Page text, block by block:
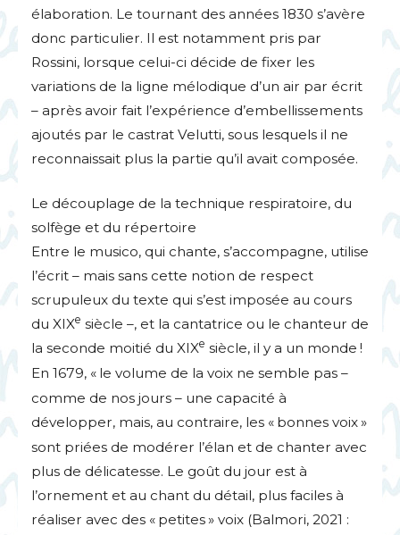
élaboration. Le tournant des années 1830 s’avère
donc particulier. Il est notamment pris par
Rossini, lorsque celui-ci décide de fixer les
variations de la ligne mélodique d’un air par écrit
– après avoir fait l’expérience d’embellissements
ajoutés par le castrat Velutti, sous lesquels il ne
reconnaissait plus la partie qu’il avait composée.
Le découplage de la technique respiratoire, du
solfège et du répertoire
Entre le musico, qui chante, s’accompagne, utilise
l’écrit – mais sans cette notion de respect
scrupuleux du texte qui s’est imposée au cours
du XIXe siècle –, et la cantatrice ou le chanteur de
la seconde moitié du XIXe siècle, il y a un monde !
En 1679, « le volume de la voix ne semble pas –
comme de nos jours – une capacité à
développer, mais, au contraire, les « bonnes voix»
sont priées de modérer l’élan et de chanter avec
plus de délicatesse. Le goût du jour est à
l’ornement et au chant du détail, plus faciles à
réaliser avec des « petites» voix (Balmori, 2021 :